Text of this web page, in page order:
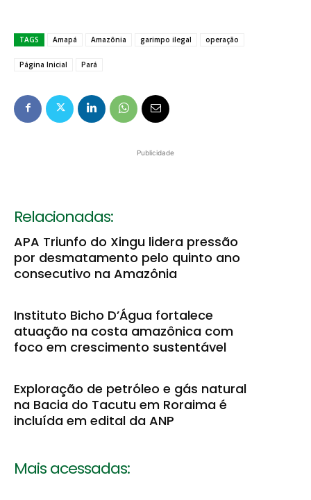
TAGS Amapá Amazônia garimpo ilegal operação
Página Inicial Pará
Publicidade
Relacionadas:
APA Triunfo do Xingu lidera pressão
por desmatamento pelo quinto ano
consecutivo na Amazônia
Instituto Bicho D’Água fortalece
atuação na costa amazônica com
foco em crescimento sustentável
Exploração de petróleo e gás natural
na Bacia do Tacutu em Roraima é
incluída em edital da ANP
Mais acessadas: